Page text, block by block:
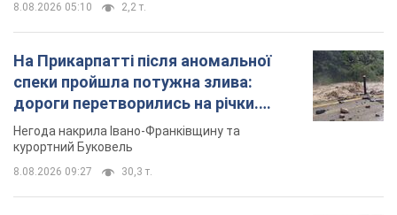
8.08.2026 05:10 2,2 т.
На Прикарпатті після аномальної
спеки пройшла потужна злива:
дороги перетворились на річки.
Відео
Негода накрила Івано-Франківщину та
курортний Буковель
8.08.2026 09:27 30,3 т.